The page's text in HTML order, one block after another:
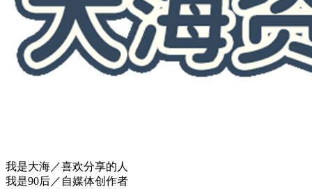
我是大海／喜欢分享的人
我是90后／自媒体创作者